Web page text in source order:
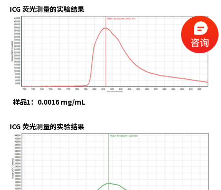
ICG 荧光测量的实验结果
样品1：0.0016 mg/mL
ICG 荧光测量的实验结果